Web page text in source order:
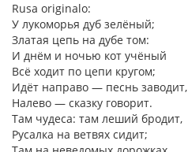
Rusa originalo:
У лукоморья дуб зелёный;
Златая цепь на дубе том:
И днём и ночью кот учёный
Всё ходит по цепи кругом;
Идёт направо — песнь заводит,
Налево — сказку говорит.
Там чудеса: там леший бродит,
Русалка на ветвях сидит;